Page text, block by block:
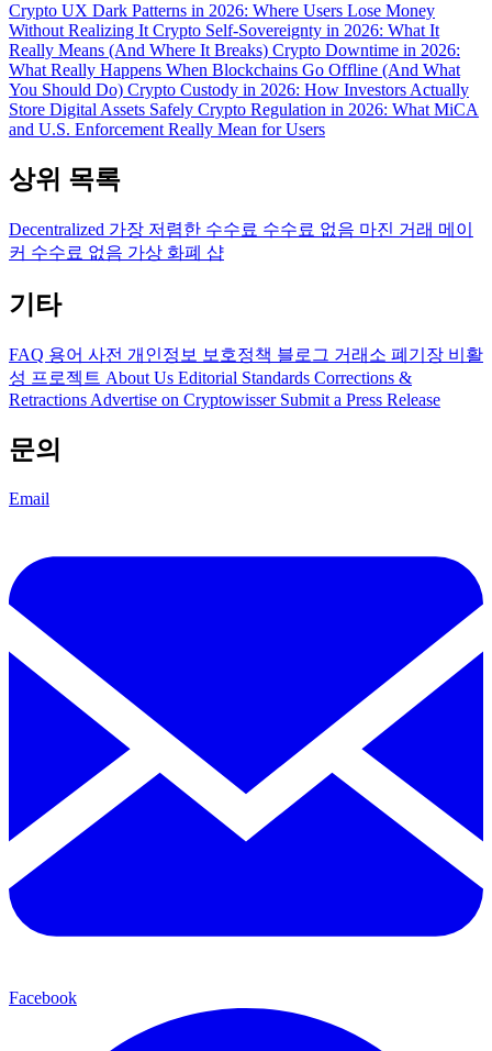
Crypto UX Dark Patterns in 2026: Where Users Lose Money
Without Realizing It Crypto Self-Sovereignty in 2026: What It
Really Means (And Where It Breaks) Crypto Downtime in 2026:
What Really Happens When Blockchains Go Offline (And What
You Should Do) Crypto Custody in 2026: How Investors Actually
Store Digital Assets Safely Crypto Regulation in 2026: What MiCA
and U.S. Enforcement Really Mean for Users
상위 목록
Decentralized 가장 저렴한 수수료 수수료 없음 마진 거래 메이
커 수수료 없음 가상 화폐 샵
기타
FAQ 용어 사전 개인정보 보호정책 블로그 거래소 폐기장 비활
성 프로젝트 About Us Editorial Standards Corrections &
Retractions Advertise on Cryptowisser Submit a Press Release
문의
Email
Facebook